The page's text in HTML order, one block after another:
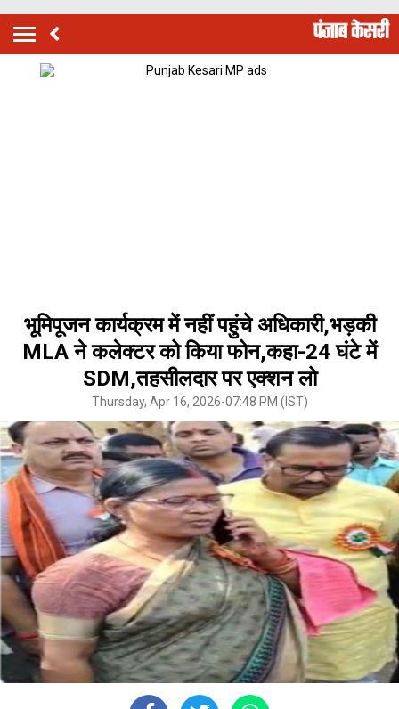
भूमिपूजन कार्यक्रम में नहीं पहुंचे अधिकारी,भड़की
MLA ने कलेक्टर को किया फोन,कहा-24 घंटे में
SDM,तहसीलदार पर एक्शन लो
Thursday, Apr 16, 2026-07:48 PM (IST)